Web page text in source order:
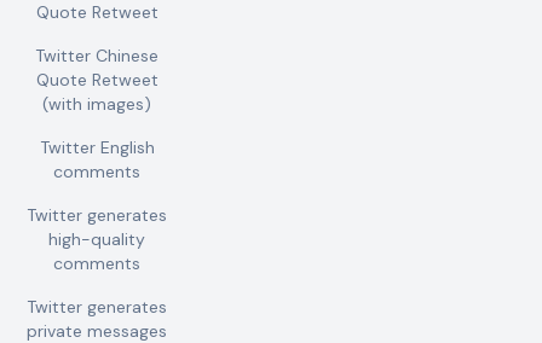
Quote Retweet
Twitter Chinese
Quote Retweet
(with images)
Twitter English
comments
Twitter generates
high-quality
comments
Twitter generates
private messages